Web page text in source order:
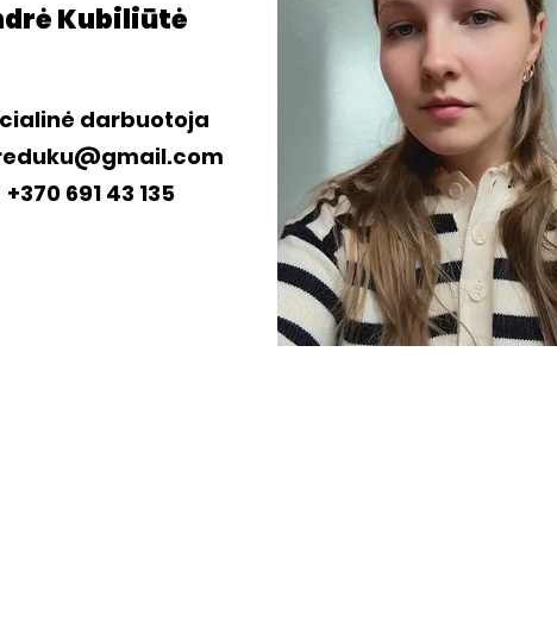
Kubiliūtė
darbuotoja
+370 691 43 135